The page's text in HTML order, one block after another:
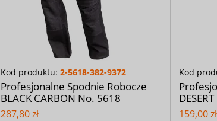
Kod produktu: 2-5618-382-9372
Profesjonalne Spodnie Robocze
BLACK CARBON No. 5618
287,80 zł
Kod
159,00 zł